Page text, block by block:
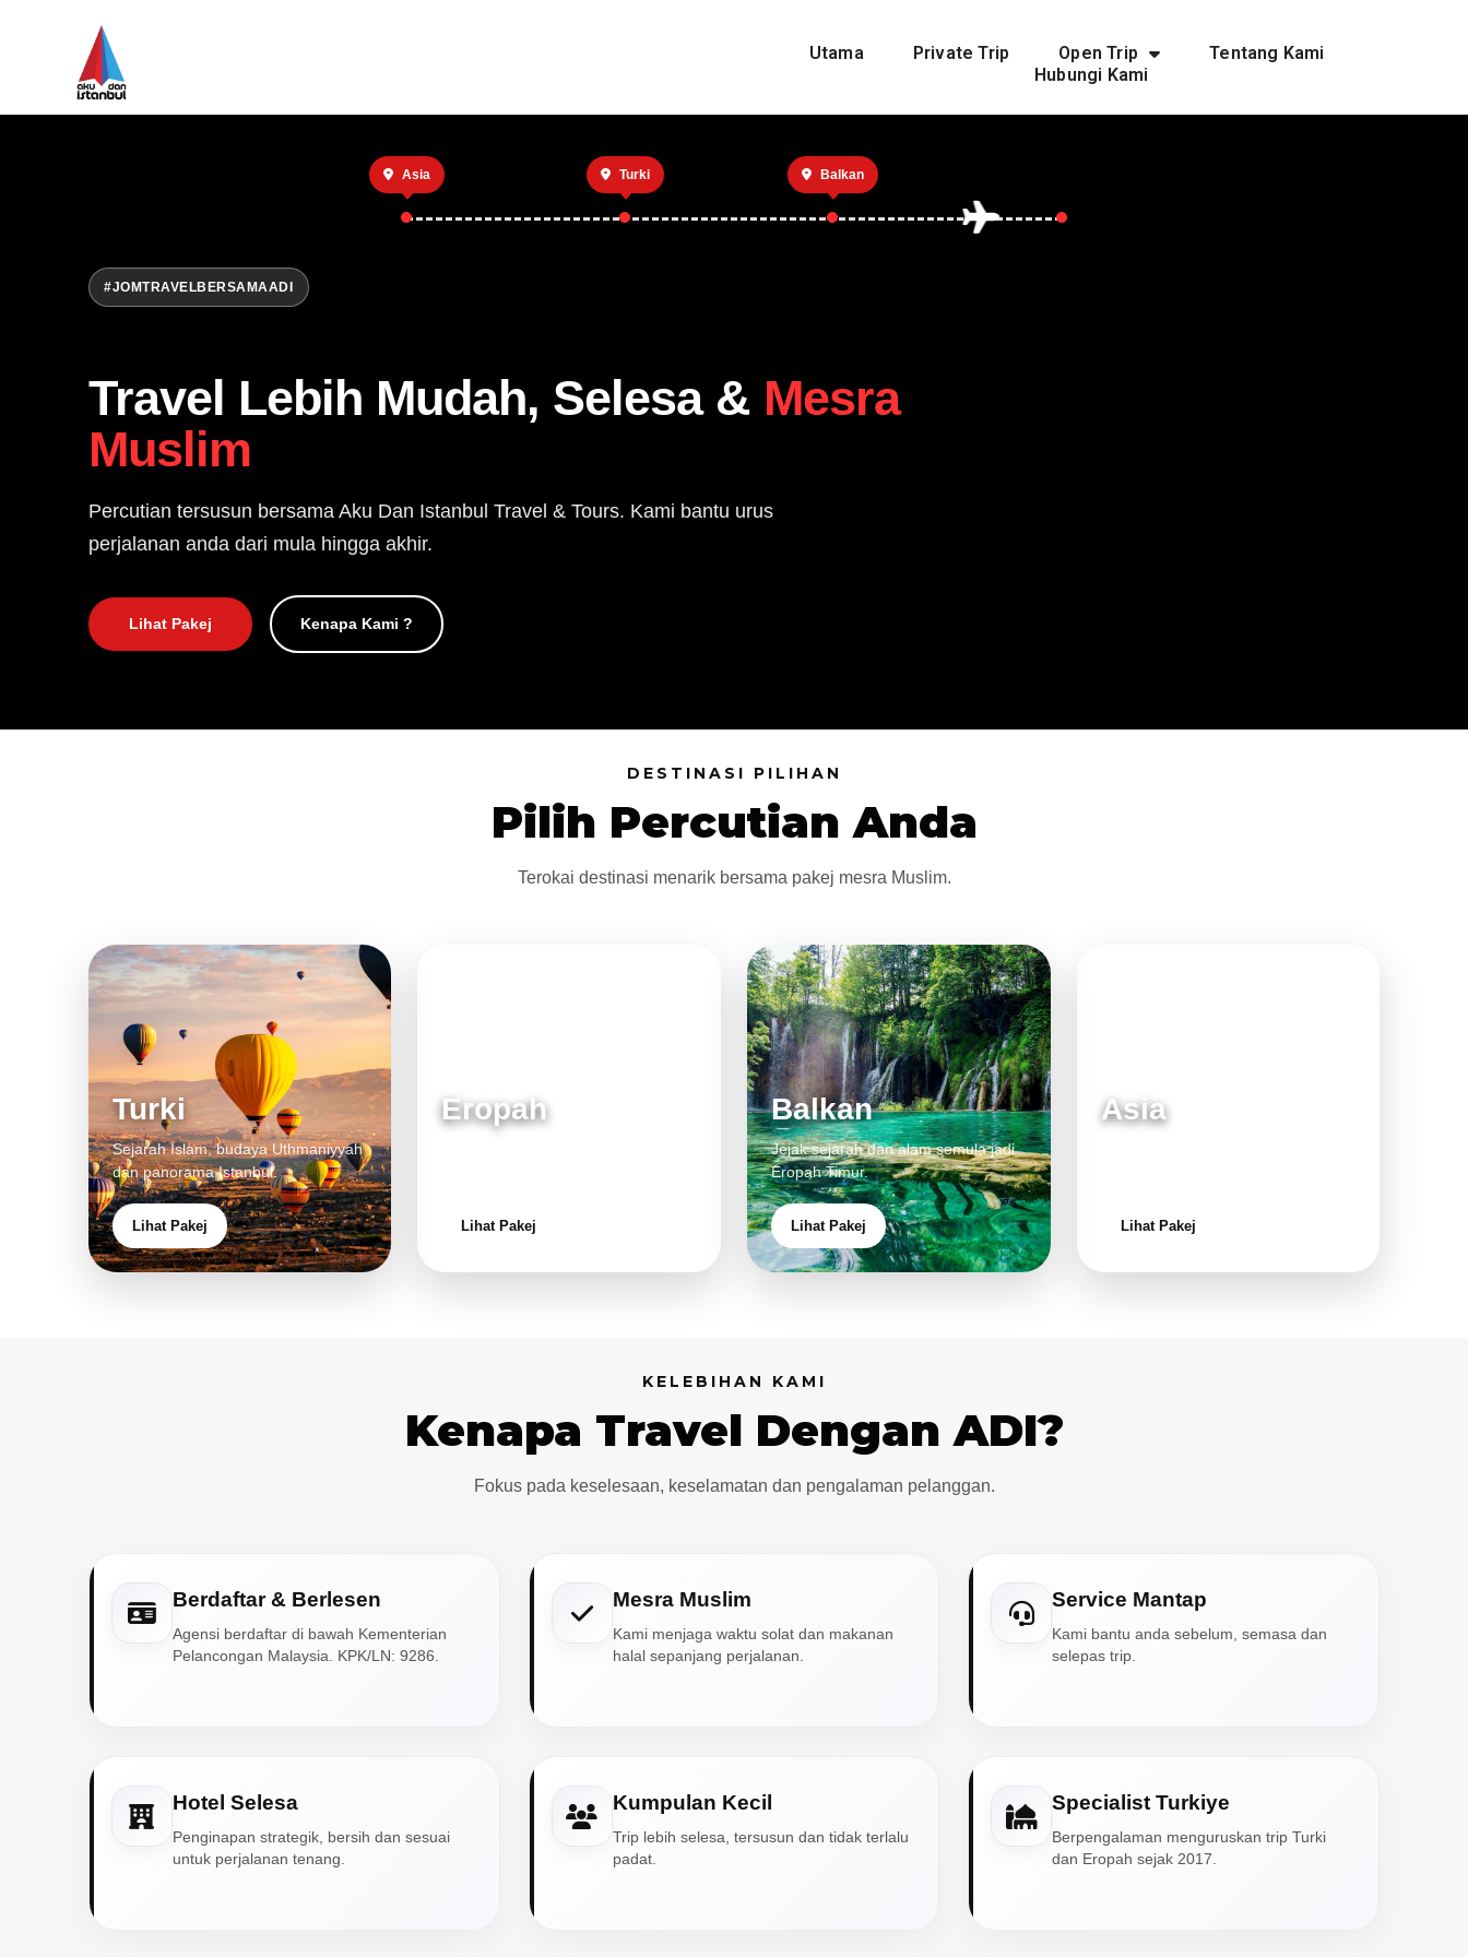
Utama Private Trip Open Trip
Tentang Kami
Hubungi Kami
Asia Turki Balkan
#JOMTRAVELBERSAMAADI
Travel Lebih Mudah, Selesa & Mesra
Muslim
Percutian tersusun bersama Aku Dan Istanbul Travel & Tours. Kami bantu urus
perjalanan anda dari mula hingga akhir.
Lihat Pakej Kenapa Kami ?
DESTINASI PILIHAN
Pilih Percutian Anda
Terokai destinasi menarik bersama pakej mesra Muslim.
Turki
Sejarah Islam, budaya Uthmaniyyah
dan panorama Istanbul.
Lihat Pakej
Eropah
Lihat Pakej
Balkan
Jejak sejarah dan alam semula jadi
Eropah Timur.
Lihat Pakej
Asia
Lihat Pakej
KELEBIHAN KAMI
Kenapa Travel Dengan ADI?
Fokus pada keselesaan, keselamatan dan pengalaman pelanggan.
Berdaftar & Berlesen
Agensi berdaftar di bawah Kementerian
Pelancongan Malaysia. KPK/LN: 9286.
Mesra Muslim
Kami menjaga waktu solat dan makanan
halal sepanjang perjalanan.
Service Mantap
Kami bantu anda sebelum, semasa dan
selepas trip.
Hotel Selesa
Penginapan strategik, bersih dan sesuai
untuk perjalanan tenang.
Kumpulan Kecil
Trip lebih selesa, tersusun dan tidak terlalu
padat.
Specialist Turkiye
Berpengalaman menguruskan trip Turki
dan Eropah sejak 2017.